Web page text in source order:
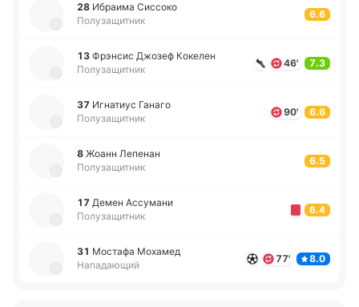
28 Ибраи­ма Си­ссо­ко
Полузащитник
6.6
13 Фрэ­нсис Джозеф Ко­ке­лен
Полузащитник
46' 7.3
37 Игна­тиус Ганаго
Полузащитник
90' 6.6
8 Жоанн Ле­пе­нан
Полузащитник
6.5
17 Демен Ассу­ма­ни
Полузащитник
6.4
31 Мо­ста­фа Мо­ха­мед
Нападающий
77' 8.0